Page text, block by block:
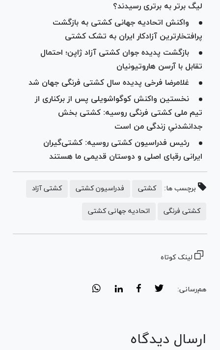
لیگ برتر به برتری رسیدند؟
واکنش اتحادیه جهانی کشتی به بازگشت
پرافتخارترین آزادکار ایران به تشک کشتی
بازگشت پدیده جوان کشتی آزاد ژاپن؛ احتمال
تقابل با آرسن هاروتیونیان
غلامرضا فرخی پدیده سال کشتی فرنگی جهان شد
نخستین واکنش کوگواشویلی پس از برکناری از
تیم ملی کشتی فرنگی روسیه: کشتی بخش
جدانشدنیِ زندگی من است
رئیس فدراسیون کشتی روسیه: کشتی‌گیران
ایرانی رقبای اصلی و دوستان قدیمی ما هستند
برچسب ها: کشتی فدراسیون کشتی کشتی آزاد
کشتی فرنگی اتحادیه جهانی کشتی
لینک کوتاه
هم‌رسانی:
ارسال دیدگاه